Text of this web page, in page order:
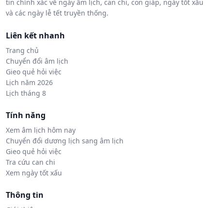
tin chính xác về ngày âm lịch, can chi, con giáp, ngày tốt xấu
và các ngày lễ tết truyền thống.
Liên kết nhanh
Trang chủ
Chuyển đổi âm lịch
Gieo quẻ hỏi việc
Lịch năm 2026
Lịch tháng 8
Tính năng
Xem âm lịch hôm nay
Chuyển đổi dương lịch sang âm lịch
Gieo quẻ hỏi việc
Tra cứu can chi
Xem ngày tốt xấu
Thông tin